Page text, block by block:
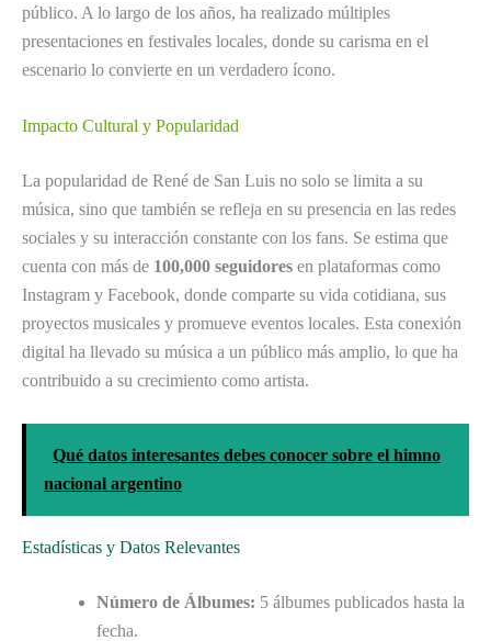
público. A lo largo de los años, ha realizado múltiples
presentaciones en festivales locales, donde su carisma en el
escenario lo convierte en un verdadero ícono.
Impacto Cultural y Popularidad
La popularidad de René de San Luis no solo se limita a su
música, sino que también se refleja en su presencia en las redes
sociales y su interacción constante con los fans. Se estima que
cuenta con más de 100,000 seguidores en plataformas como
Instagram y Facebook, donde comparte su vida cotidiana, sus
proyectos musicales y promueve eventos locales. Esta conexión
digital ha llevado su música a un público más amplio, lo que ha
contribuido a su crecimiento como artista.
Qué datos interesantes debes conocer sobre el himno
nacional argentino
Estadísticas y Datos Relevantes
Número de Álbumes: 5 álbumes publicados hasta la
fecha.